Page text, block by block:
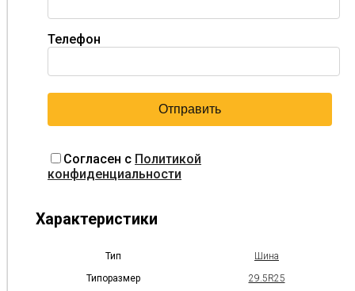
Телефон
Согласен с Политикой
конфиденциальности
Характеристики
Тип
Шина
Типоразмер
29.5R25